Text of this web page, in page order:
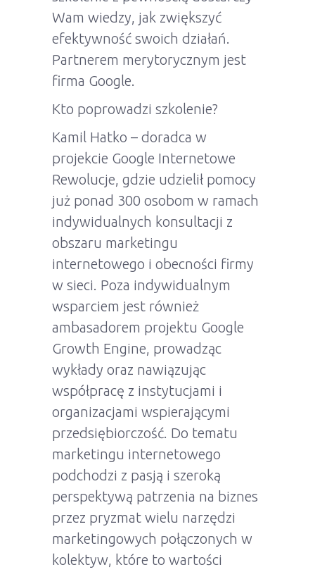
Wam wiedzy, jak zwiększyć
efektywność swoich działań.
Partnerem merytorycznym jest
firma Google.
Kto poprowadzi szkolenie?
Kamil Hatko – doradca w
projekcie Google Internetowe
Rewolucje, gdzie udzielił pomocy
już ponad 300 osobom w ramach
indywidualnych konsultacji z
obszaru marketingu
internetowego i obecności firmy
w sieci. Poza indywidualnym
wsparciem jest również
ambasadorem projektu Google
Growth Engine, prowadząc
wykłady oraz nawiązując
współpracę z instytucjami i
organizacjami wspierającymi
przedsiębiorczość. Do tematu
marketingu internetowego
podchodzi z pasją i szeroką
perspektywą patrzenia na biznes
przez pryzmat wielu narzędzi
marketingowych połączonych w
kolektyw, które to wartości